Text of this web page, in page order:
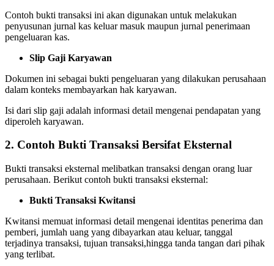
Contoh bukti transaksi ini akan digunakan untuk melakukan
penyusunan jurnal kas keluar masuk maupun jurnal penerimaan
pengeluaran kas.
Slip Gaji Karyawan
Dokumen ini sebagai bukti pengeluaran yang dilakukan perusahaan
dalam konteks membayarkan hak karyawan.
Isi dari slip gaji adalah informasi detail mengenai pendapatan yang
diperoleh karyawan.
2. Contoh Bukti Transaksi Bersifat Eksternal
Bukti transaksi eksternal melibatkan transaksi dengan orang luar
perusahaan. Berikut contoh bukti transaksi eksternal:
Bukti Transaksi Kwitansi
Kwitansi memuat informasi detail mengenai identitas penerima dan
pemberi, jumlah uang yang dibayarkan atau keluar, tanggal
terjadinya transaksi, tujuan transaksi,hingga tanda tangan dari pihak
yang terlibat.